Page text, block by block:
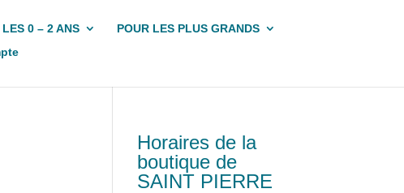
LES 0 – 2 ANS
POUR LES PLUS GRANDS
Horaires de la
boutique de
SAINT PIERRE